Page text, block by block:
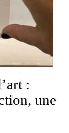
:
une